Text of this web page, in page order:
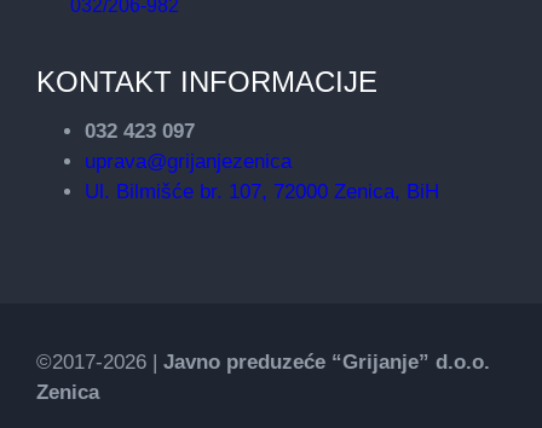
032/206-982
KONTAKT INFORMACIJE
032 423 097
uprava@grijanjezenica
Ul. Bilmišće br. 107, 72000 Zenica, BiH
©2017-2026 | Javno preduzeće “Grijanje” d.o.o.
Zenica